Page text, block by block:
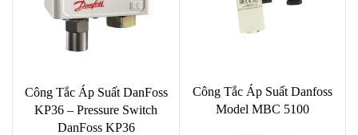
Công Tắc Áp Suất DanFoss
KP36 – Pressure Switch
DanFoss KP36
Công Tắc Áp Suất Danfoss
Model MBC 5100